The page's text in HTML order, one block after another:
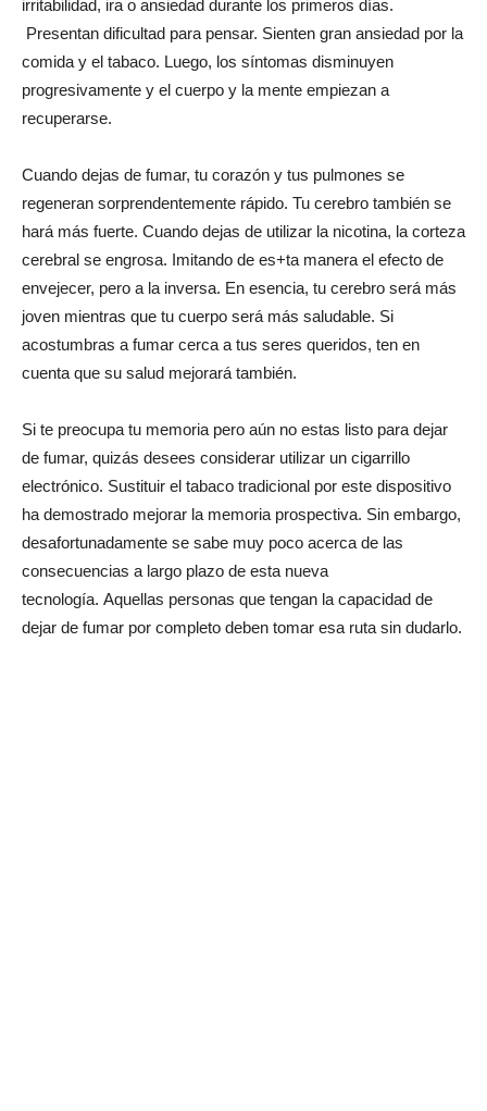
irritabilidad, ira o ansiedad durante los primeros días.
Presentan dificultad para pensar. Sienten gran ansiedad por la
comida y el tabaco. Luego, los síntomas disminuyen
progresivamente y el cuerpo y la mente empiezan a
recuperarse.
Cuando dejas de fumar, tu corazón y tus pulmones se
regeneran sorprendentemente rápido. Tu cerebro también se
hará más fuerte. Cuando dejas de utilizar la nicotina, la corteza
cerebral se engrosa. Imitando de es+ta manera el efecto de
envejecer, pero a la inversa. En esencia, tu cerebro será más
joven mientras que tu cuerpo será más saludable. Si
acostumbras a fumar cerca a tus seres queridos, ten en
cuenta que su salud mejorará también.
Si te preocupa tu memoria pero aún no estas listo para dejar
de fumar, quizás desees considerar utilizar un cigarrillo
electrónico. Sustituir el tabaco tradicional por este dispositivo
ha demostrado mejorar la memoria prospectiva. Sin embargo,
desafortunadamente se sabe muy poco acerca de las
consecuencias a largo plazo de esta nueva
tecnología. Aquellas personas que tengan la capacidad de
dejar de fumar por completo deben tomar esa ruta sin dudarlo.